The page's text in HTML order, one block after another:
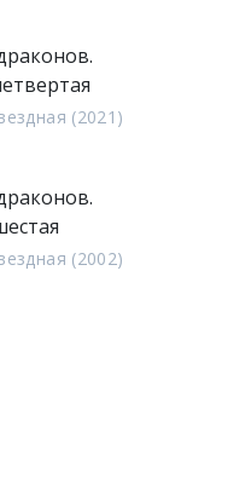
(2021)
(2002)